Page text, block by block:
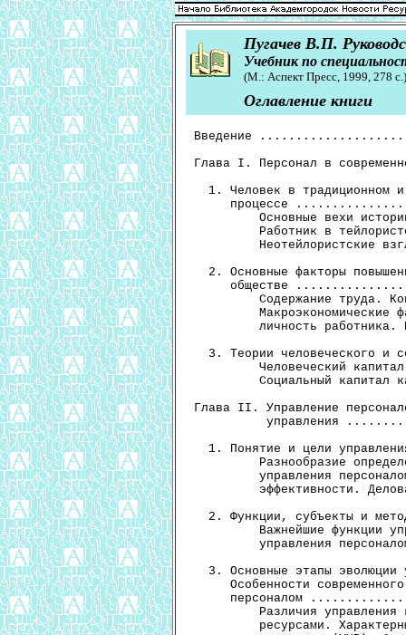
Пугачев В.П.
Учебник по
(М.: Аспект Пресс, 1999, 278 с.)
Оглавление книги
Введение .......................................................... 3

Глава I. Персонал в современной организации ....................... 6

  1. Человек в традиционном и современном производственном
     процессе ..................................................... 6
         Основные вехи истории управления персоналом.
         Работник в тейлористской модели управления.
         Неотейлористские взгляды на персонал и их ограниченность

  2. Основные факторы повышения роли персонала в постиндустриальном
     обществе .................................................... 10
         Содержание труда. Контроль за персоналом.
         Макроэкономические факторы. Организация труда и
         личность работника. Развитие демократии. Рост цены труда

  3. Теории человеческого и социального капитала ................. 19
         Человеческий капитал в управлении персоналом.
         Социальный капитал как фактор эффективности организации

Глава II. Управление персоналом как специфическая сфера
          управления ............................................. 24

  1. Понятие и цели управления персоналом ........................ 24
         Разнообразие определений управления персоналом. Цели
         управления персоналом. Понятие экономической и социальной
         эффективности. Деловая эффективность

  2. Функции, субъекты и методы управления персоналом ............ 29
         Важнейшие функции управления персоналом. Субъекты
         управления персоналом. Методы управления персоналом

  3. Основные этапы эволюции управления персоналом.
     Особенности современного этапа в развитии управления
     персоналом .................................................. 34
         Различия управления кадрами и управления человеческими
         ресурсами. Характерные черты управления человеческими
         ресурсами (УЧР). Стадии развития управления кадрами в
         УЧР. Тенденции эволюции УЧР

Глава III. Управление персоналом как наука и учебная
           дисциплина ............................................ 43

  1. Предмет и место управления персоналом в системе
     современных наук ............................................ 43
         Полидисциплинарные истоки управления персоналом.
         Управление персоналом и экономика предприятия.
         Синкретичность и интегративность управления персоналом

  2. Структура знаний науки управления персоналом и ее
     практическая значимость ..................................... 47
         Включение в управление персоналом выводов других наук.
         Общая формула управления персоналом. Практическая
         значимость управления персоналом

  3. Управление персоналом как учебная дисциплина. Понятия
     профессиональной, социальной и методической
     компетентности .............................................. 53
         Преподавание управления персоналом. Социальная,
         профессиональная, методическая и временная компетентность.
         Изучение управления персоналом в России

Глава IV. Структура управления персоналом: работа с кадрами и
          руководство персоналом ................................. 57

  1. Базовые категории, характеризующие управление персоналом.
     Основные сферы управления персоналом и их соотношение ....... 57
         Соотношение понятий: "руководство персоналом",
         "управление персоналом", "менеджмент персонала" и др.
         Работа с кадрами и руководство персоналом

  2. Работа с персоналом ......................................... 60
         Организация и функции работы с кадрами. Современные
         службы персонала. Менеджер по персоналу. Взаимодействие
         менеджеров по персоналу и линейных менеджеров

  3. Понятие и главное содержание руководства персоналом ......... 66
         Важнейшие определения руководства персоналом.
         Аспекты руководства персоналом. Компоненты руководства.
         Является ли руководство персоналом наукой?

Глава V. Природа организационного лидерства ...................... 71

  1. Понятие лидерства ........................................... 71
         Определения